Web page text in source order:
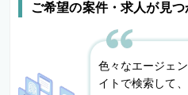
ご希望の案件・求人が見
色々なエージェ
イトで検索して、